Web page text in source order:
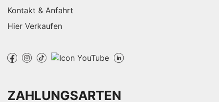
Kontakt & Anfahrt
Hier Verkaufen
ZAHLUNGSARTEN